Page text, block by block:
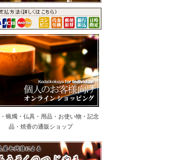
蝋燭・仏具・用品・お使い物・記念
品・焼香の通販ショップ